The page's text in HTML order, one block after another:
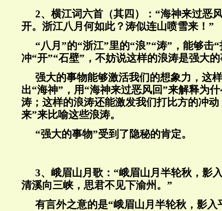
2、横江词六首（其四）：“海神来过恶
开。浙江八月何如此？涛似连山喷雪来！”
“八月”的“浙江”里的“浪”“涛”，能够击
冲“开”“石壁”，不妨说这样的浪涛是强大
强大的事物能够激活我们的想象力，这
出“海神”，用“海神来过恶风回”来解释为
涛；这样的浪涛还能激发我们打比方的冲
来”来比喻这些浪涛。
“强大的事物”受到了隐秘的肯定。
3、峨眉山月歌：“峨眉山月半轮秋，影
清溪向三峡，思君不见下渝州。”
有言外之意的是“峨眉山月半轮秋，影入